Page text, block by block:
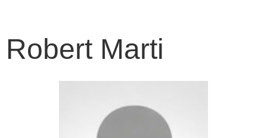
Robert Marti